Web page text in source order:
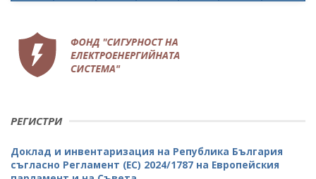
РЕГИСТРИ
Доклад и инвентаризация на Република България
съгласно Регламент (ЕС) 2024/1787 на Европейския